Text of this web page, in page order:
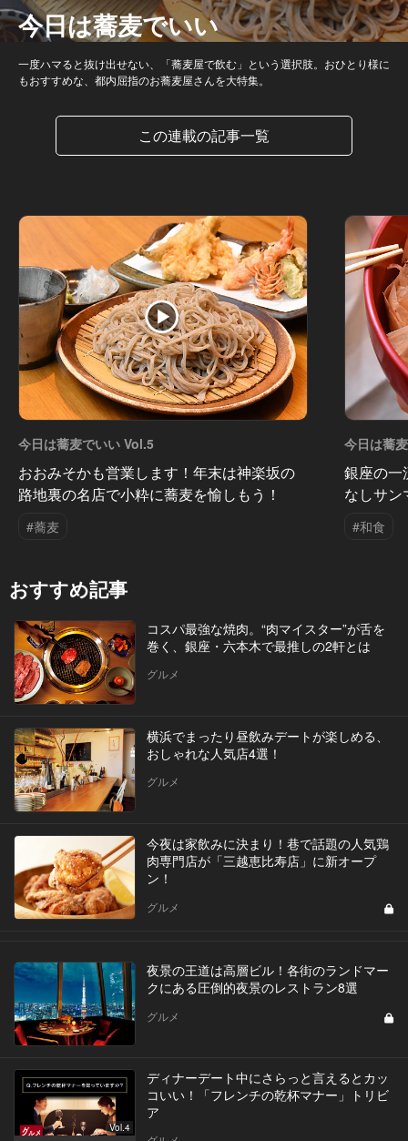
今日は蕎麦でいい
一度ハマると抜け出せない、「蕎麦屋で飲む」という選択肢。おひとり様に
もおすすめな、都内屈指のお蕎麦屋さんを大特集。
この連載の記事一覧
今日は蕎麦でいい Vol.5
おおみそかも営業します！年末は神楽坂の
路地裏の名店で小粋に蕎麦を愉しもう！
#蕎麦
今日は蕎
銀座の一
なしサ
#和食
おすすめ記事
コスパ最強な焼肉。“肉マイスター”が舌を
巻く、銀座・六本木で最推しの2軒とは
グルメ
横浜でまったり昼飲みデートが楽しめる、
おしゃれな人気店4選！
グルメ
今夜は家飲みに決まり！巷で話題の人気鶏
肉専門店が「三越恵比寿店」に新オープ
ン！
グルメ
夜景の王道は高層ビル！各街のランドマー
クにある圧倒的夜景のレストラン8選
グルメ
Vol.4
ディナーデート中にさらっと言えるとカッ
コいい！「フレンチの乾杯マナー」トリビ
ア